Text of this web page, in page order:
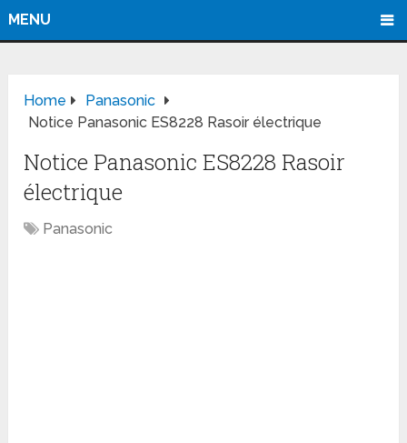
MENU
Home
Panasonic
Notice Panasonic ES8228 Rasoir électrique
Notice Panasonic ES8228 Rasoir
électrique
Panasonic